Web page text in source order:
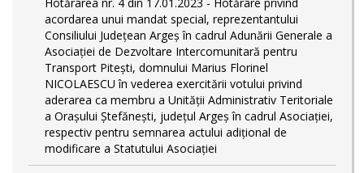
acordarea unui mandat special, reprezentantului
Consiliului Județean Argeș în cadrul Adunării Generale a
Asociației de Dezvoltare Intercomunitară pentru
Transport Pitești, domnului Marius Florinel
NICOLAESCU în vederea exercitării votului privind
aderarea ca membru a Unității Administrativ Teritoriale
a Orașului Ștefănești, județul Argeș în cadrul Asociației,
respectiv pentru semnarea actului adițional de
modificare a Statutului Asociației